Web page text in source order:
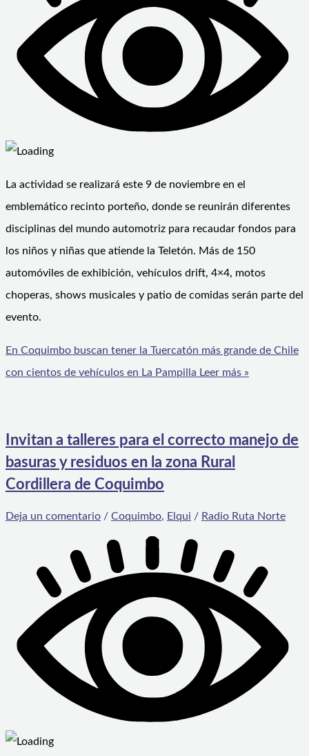
La actividad se realizará este 9 de noviembre en el
emblemático recinto porteño, donde se reunirán diferentes
disciplinas del mundo automotriz para recaudar fondos para
los niños y niñas que atiende la Teletón. Más de 150
automóviles de exhibición, vehículos drift, 4×4, motos
choperas, shows musicales y patio de comidas serán parte del
evento.
En Coquimbo buscan tener la Tuercatón más grande de Chile
con cientos de vehículos en La Pampilla Leer más »
Invitan a talleres para el correcto manejo de
basuras y residuos en la zona Rural
Cordillera de Coquimbo
Deja un comentario / Coquimbo, Elqui / Radio Ruta Norte